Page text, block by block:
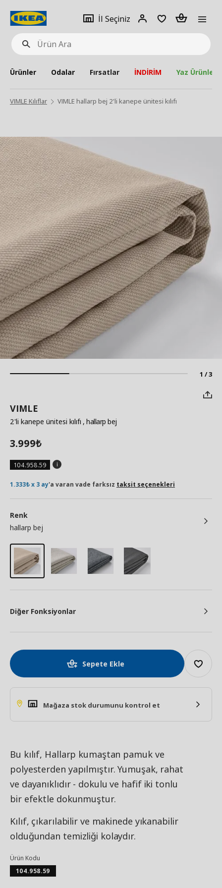
Ürün
Ara
İl Seçiniz
Giriş
Adet
Ürünler Odalar Fırsatlar İNDİRİM Yaz Ürünleri
VIMLE Kılıflar VIMLE hallarp bej 2'li kanepe ünitesi kılıfı
1 / 3
VIMLE
2'li kanepe ünitesi kılıfı , hallarp bej
3.999₺
104.958.59
1.333₺ x 3 ay'a varan vade farksız taksit seçenekleri
Renk
hallarp bej
Diğer Fonksiyonlar
Sepete Ekle
Mağaza stok durumunu kontrol et
Bu kılıf, Hallarp kumaştan pamuk ve
polyesterden yapılmıştır. Yumuşak, rahat
ve dayanıklıdır - dokulu ve hafif iki tonlu
bir efektle dokunmuştur.
Kılıf, çıkarılabilir ve makinede yıkanabilir
olduğundan temizliği kolaydır.
Ürün Kodu
104.958.59